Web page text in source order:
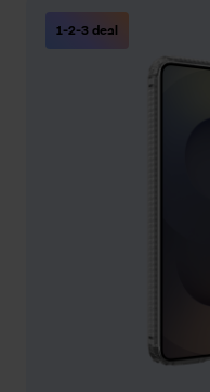
1-2-3 deal